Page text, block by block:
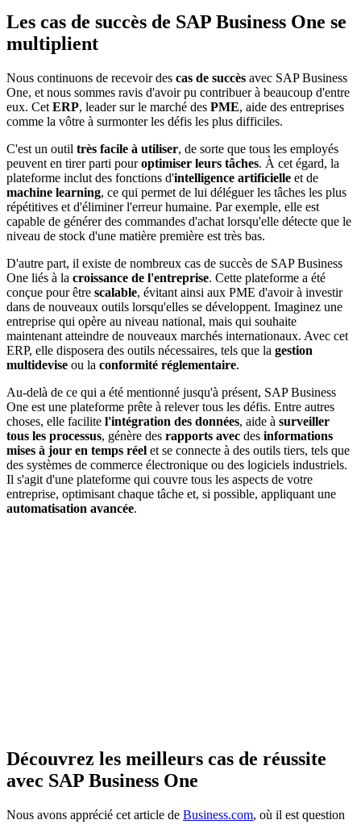
Les cas de succès de SAP Business One se
multiplient
Nous continuons de recevoir des cas de succès avec SAP Business
One, et nous sommes ravis d'avoir pu contribuer à beaucoup d'entre
eux. Cet ERP, leader sur le marché des PME, aide des entreprises
comme la vôtre à surmonter les défis les plus difficiles.
C'est un outil très facile à utiliser, de sorte que tous les employés
peuvent en tirer parti pouroptimiser leurs tâches. À cet égard, la
plateforme inclut des fonctions d'intelligence artificielle et de
machine learning, ce qui permet de lui déléguer les tâches les plus
répétitives et d'éliminer l'erreur humaine. Par exemple, elle est
capable de générer des commandes d'achat lorsqu'elle détecte que le
niveau de stock d'une matière première est très bas.
D'autre part, il existe de nombreux cas de succès de SAP Business
One liés à la croissance de l'entreprise. Cette plateforme a été
conçue pour être scalable, évitant ainsi aux PME d'avoir à investir
dans de nouveaux outils lorsqu'elles se développent. Imaginez une
entreprise qui opère au niveau national, mais qui souhaite
maintenant atteindre de nouveaux marchés internationaux. Avec cet
ERP, elle disposera des outils nécessaires, tels que la gestion
multidevise ou la conformité réglementaire.
Au-delà de ce qui a été mentionné jusqu'à présent, SAP Business
One est une plateforme prête à relever tous les défis. Entre autres
choses, elle facilite l'intégration des données, aide à surveiller
tous les processus, génère des rapports avec des informations
mises à jour en temps réel et se connecte à des outils tiers, tels que
des systèmes de commerce électronique ou des logiciels industriels.
Il s'agit d'une plateforme qui couvre tous les aspects de votre
entreprise, optimisant chaque tâche et, si possible, appliquant une
automatisation avancée.
Découvrez les meilleurs cas de réussite
avec SAP Business One
Nous avons apprécié cet article de Business.com, où il est question